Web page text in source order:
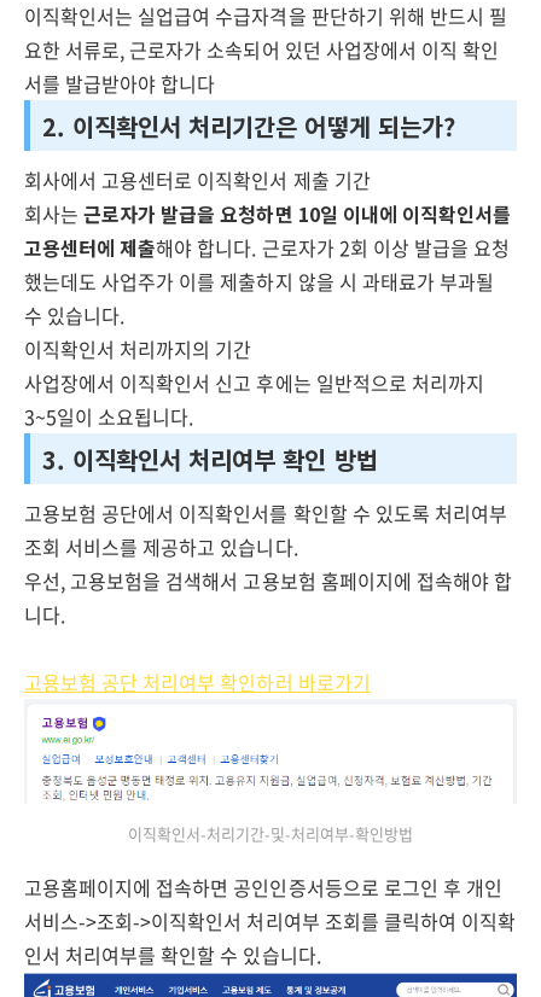
이직확인서는 실업급여 수급자격을 판단하기 위해 반드시 필
요한 서류로, 근로자가 소속되어 있던 사업장에서 이직 확인
서를 발급받아야 합니다
2. 이직확인서 처리기간은 어떻게 되는가?
회사에서 고용센터로 이직확인서 제출 기간
회사는근로자가 발급을 요청하면 10일 이내에 이직확인서를
고용센터에 제출해야 합니다. 근로자가 2회 이상 발급을 요청
했는데도 사업주가 이를 제출하지 않을 시 과태료가 부과될
수 있습니다.
이직확인서 처리까지의 기간
사업장에서 이직확인서 신고 후에는 일반적으로 처리까지
3~5일이 소요됩니다.
3. 이직확인서 처리여부 확인 방법
고용보험 공단에서 이직확인서를 확인할 수 있도록 처리여부
조회 서비스를 제공하고 있습니다.
우선, 고용보험을 검색해서 고용보험 홈페이지에 접속해야 합
니다.
고용보험 공단 처리여부 확인하러 바로가기
이직확인서-처리기간-및-처리여부-확인방법
고용홈페이지에 접속하면 공인인증서등으로 로그인 후 개인
서비스->조회->이직확인서 처리여부 조회를 클릭하여 이직확
인서 처리여부를 확인할 수 있습니다.